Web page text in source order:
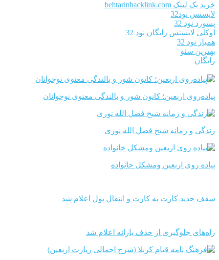
خرید بک لینک behtarinbacklink.com
لایسنس نود32
پسورد نود 32
اوکلی لایسنس رایگان نود 32
همیار نود 32
بهترین سئو
رایگان
پیاده‌روی اربعین؛ کانون شور و بالندگی معنوی نوجوانان
زندگی و زمانه شیخ فضل الله نوری
پیاده روی اربعین ومشکل خانواده
سقف جدید کارت به کارت و انتقال پول اعلام شد
راه‌های جلوگیری از حذف یارانه اعلام شد